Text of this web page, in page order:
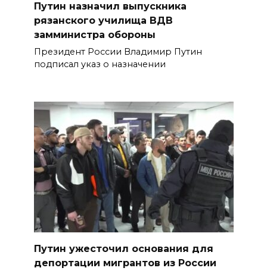
Путин назначил выпускника
рязанского училища ВДВ
замминистра обороны
Президент России Владимир Путин
подписал указ о назначении
Путин ужесточил основания для
депортации мигрантов из России